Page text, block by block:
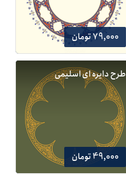
79,000 تومان
طرح دایره ای اسلیمی
49,000 تومان